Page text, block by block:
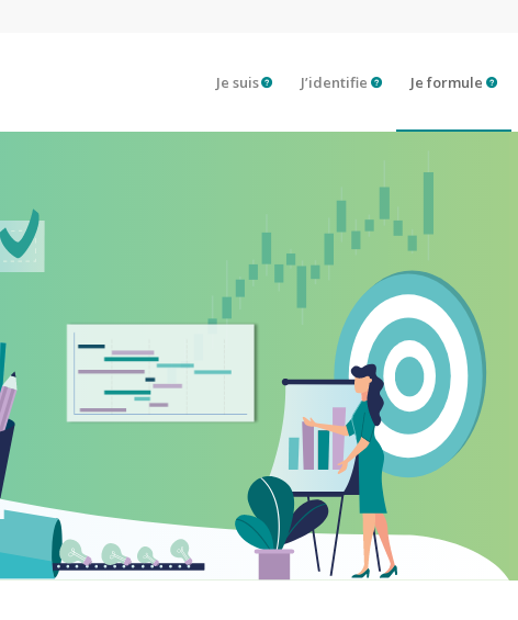
Je suis J’identifie Je formule